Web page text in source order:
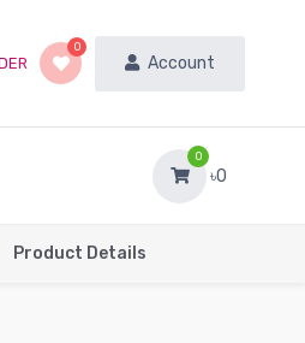
0
Account
0
৳0
Product Details